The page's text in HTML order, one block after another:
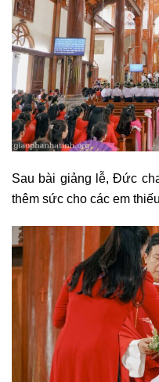
Sau bài giảng lễ, Đức
thêm sức cho các em